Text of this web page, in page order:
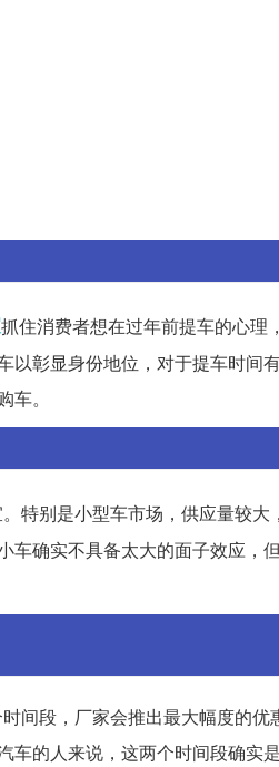
抓住消费者想在过年前提车的心理
彰显身份地位，对于提车时间
。
特别是小型车市场，供应量较大
车确实不具备太大的面子效应，
间段，厂家会推出最大幅度的优
的人来说，这两个时间段确实